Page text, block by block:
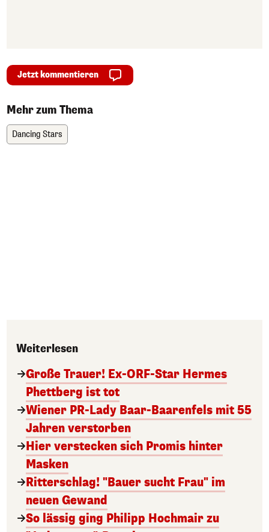
Jetzt kommentieren
Mehr zum Thema
Dancing Stars
Weiterlesen
Große Trauer! Ex-ORF-Star Hermes
Phettberg ist tot
Wiener PR-Lady Baar-Baarenfels mit 55
Jahren verstorben
Hier verstecken sich Promis hinter
Masken
Ritterschlag! "Bauer sucht Frau" im
neuen Gewand
So lässig ging Philipp Hochmair zu